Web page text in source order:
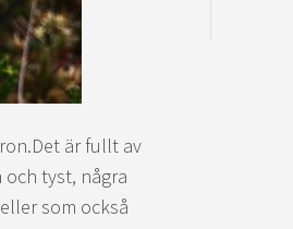
är fullt av
tyst, några
som också